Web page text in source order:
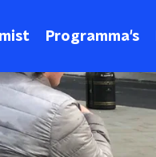
Programma's